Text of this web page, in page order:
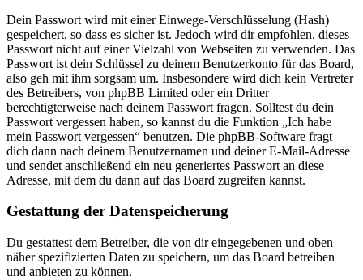
Dein Passwort wird mit einer Einwege-Verschlüsselung (Hash)
gespeichert, so dass es sicher ist. Jedoch wird dir empfohlen, dieses
Passwort nicht auf einer Vielzahl von Webseiten zu verwenden. Das
Passwort ist dein Schlüssel zu deinem Benutzerkonto für das Board,
also geh mit ihm sorgsam um. Insbesondere wird dich kein Vertreter
des Betreibers, von phpBB Limited oder ein Dritter
berechtigterweise nach deinem Passwort fragen. Solltest du dein
Passwort vergessen haben, so kannst du die Funktion „Ich habe
mein Passwort vergessen“ benutzen. Die phpBB-Software fragt
dich dann nach deinem Benutzernamen und deiner E-Mail-Adresse
und sendet anschließend ein neu generiertes Passwort an diese
Adresse, mit dem du dann auf das Board zugreifen kannst.
Gestattung der Datenspeicherung
Du gestattest dem Betreiber, die von dir eingegebenen und oben
näher spezifizierten Daten zu speichern, um das Board betreiben
und anbieten zu können.